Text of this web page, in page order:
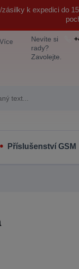
k expedici do
Více
Nevíte si
rady?
Zavolejte.
Příslušenství GSM